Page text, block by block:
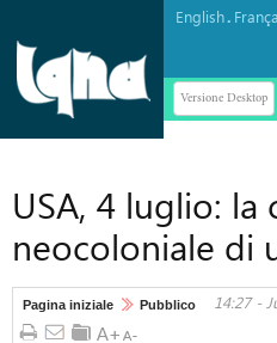
English.
Versione Desktop
USA, 4 luglio: la
neocoloniale di
Pagina iniziale Pubblico 14:27 -